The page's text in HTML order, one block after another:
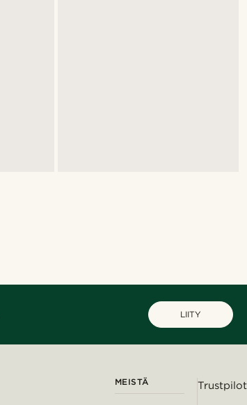
LIITY
MEISTÄ Trustpilot